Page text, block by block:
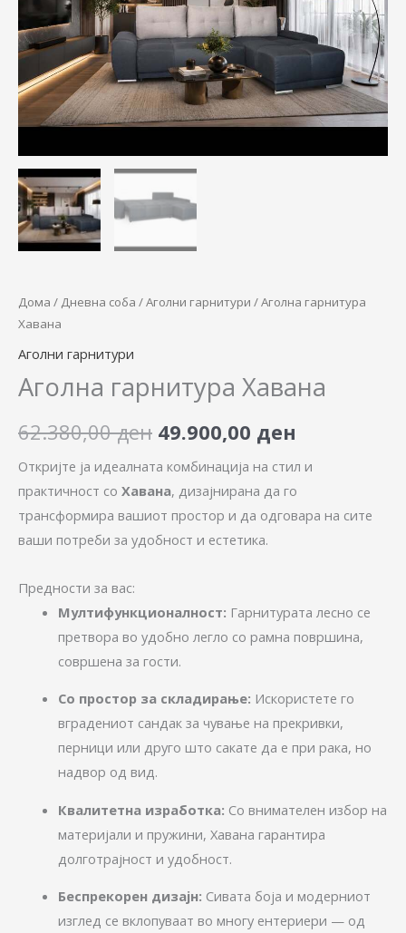
Дома / Дневна соба /Аголни гарнитури / Аголна гарнитура
Хавана
Аголни гарнитури
Аголна гарнитура Хавана
62.380,00ден 49.900,00 ден
Откријте ја идеалната комбинација на стил и
практичност со Хавана, дизајнирана да го
трансформира вашиот простор и да одговара на сите
ваши потреби за удобност и естетика.
Предности за вас:
Мултифункционалност: Гарнитурата лесно се
претвора во удобно легло со рамна површина,
совршена за гости.
Со простор за складирање: Искористете го
вградениот сандак за чување на прекривки,
перници или друго што сакате да е при рака, но
надвор од вид.
Квалитетна изработка: Со внимателен избор на
материјали и пружини, Хавана гарантира
долготрајност и удобност.
Беспрекорен дизајн: Сивата боја и модерниот
изглед се вклопуваат во многу ентериери — од